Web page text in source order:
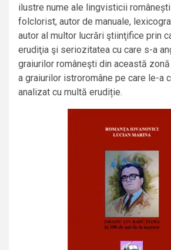
ilustre nume ale lingvisticii
folclorist, autor de manuale,
autor al multor lucrări ştiinţifice prin
erudiţia şi seriozitatea cu care s-a
graiurilor româneşti din această
a graiurilor istroromâne pe care le-a
analizat cu multă erudiție.